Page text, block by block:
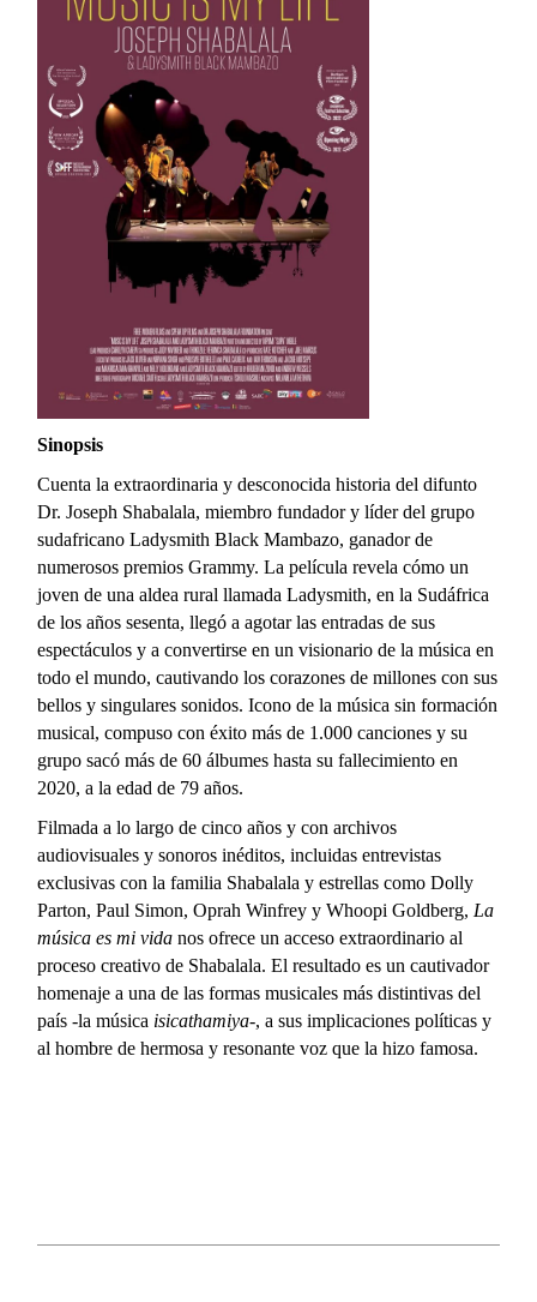
Sinopsis
Cuenta la extraordinaria y desconocida historia del difunto
Dr. Joseph Shabalala, miembro fundador y líder del grupo
sudafricano Ladysmith Black Mambazo, ganador de
numerosos premios Grammy. La película revela cómo un
joven de una aldea rural llamada Ladysmith, en la Sudáfrica
de los años sesenta, llegó a agotar las entradas de sus
espectáculos y a convertirse en un visionario de la música en
todo el mundo, cautivando los corazones de millones con sus
bellos y singulares sonidos. Icono de la música sin formación
musical, compuso con éxito más de 1.000 canciones y su
grupo sacó más de 60 álbumes hasta su fallecimiento en
2020, a la edad de 79 años.
Filmada a lo largo de cinco años y con archivos
audiovisuales y sonoros inéditos, incluidas entrevistas
exclusivas con la familia Shabalala y estrellas como Dolly
Parton, Paul Simon, Oprah Winfrey y Whoopi Goldberg, La
música es mi vida nos ofrece un acceso extraordinario al
proceso creativo de Shabalala. El resultado es un cautivador
homenaje a una de las formas musicales más distintivas del
país -la música isicathamiya-, a sus implicaciones políticas y
al hombre de hermosa y resonante voz que la hizo famosa.